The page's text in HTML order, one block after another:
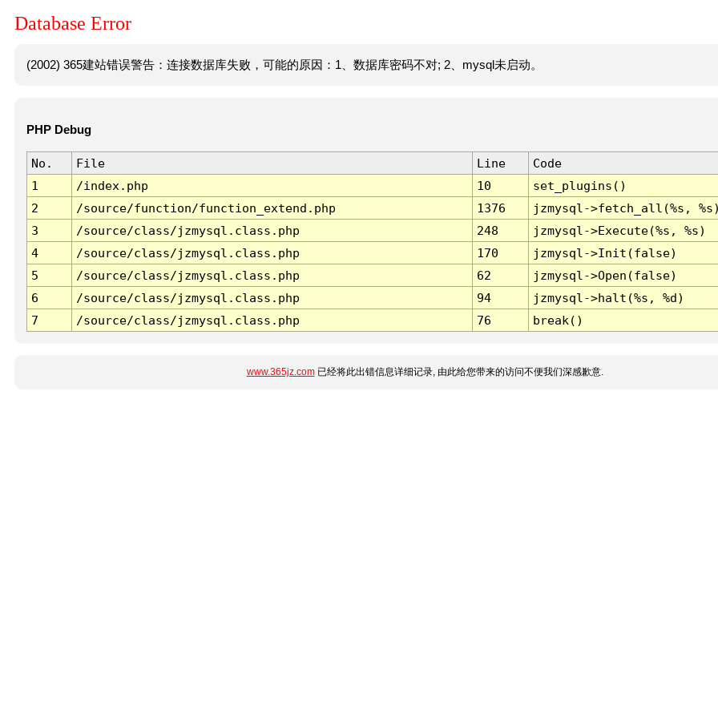
Database Error
(2002) 365建站错误警告：连接数据库失败，可能的原因：1、数据库密码不对; 2、mysql未启动。
PHP Debug
No. File Line
Code
1
/index.php 10
set_plugins()
2
/source/function/function_extend.php 1376
jzmysql->fetch_all(%s,
3
/source/class/jzmysql.class.php 248
jzmysql->Execute(%s, %s)
4
/source/class/jzmysql.class.php 170
jzmysql->Init(false)
5
/source/class/jzmysql.class.php 62
jzmysql->Open(false)
6
/source/class/jzmysql.class.php 94
jzmysql->halt(%s, %d)
7
/source/class/jzmysql.class.php 76 break()
www.365jz.com已经将此出错信息详细记录, 由此给您带来的访问不便我们深感歉意.